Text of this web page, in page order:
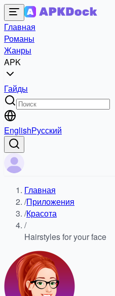
Главная
Романы
Жанры
APK
Гайды
EnglishРусский
Главная
/Приложения
/Красота
/
Hairstyles for your face